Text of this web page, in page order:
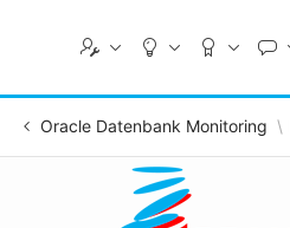
Oracle Datenbank Monitoring